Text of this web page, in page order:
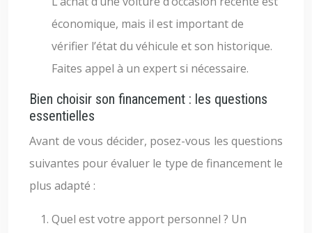
économique, mais il est important de
vérifier l’état du véhicule et son historique.
Faites appel à un expert si nécessaire.
Bien choisir son financement : les questions
essentielles
Avant de vous décider, posez-vous les questions
suivantes pour évaluer le type de financement le
plus adapté :
Quel est votre apport personnel ? Un